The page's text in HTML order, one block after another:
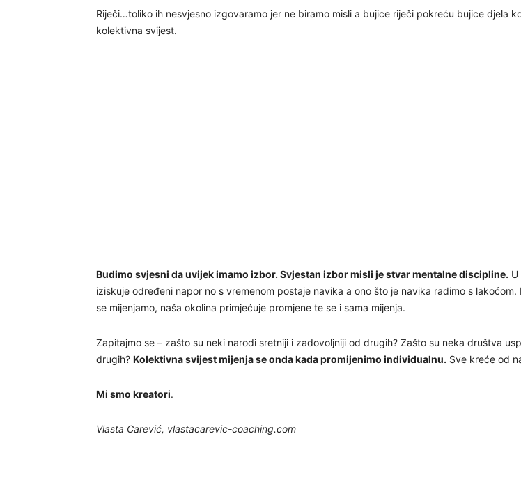
Riječi…toliko ih nesvjesno izgovaramo jer ne biramo misli a bujice riječi pokreću bujice djela
kolektivna svijest.
Budimo svjesni da uvijek imamo izbor. Svjestan izbor misli je stvar mentalne discipline.
iziskuje određeni napor no s vremenom postaje navika a ono što je navika radimo s lakoćom.
se mijenjamo, naša okolina primjećuje promjene te se i sama mijenja.
Zapitajmo se – zašto su neki narodi sretniji i zadovoljniji od drugih? Zašto su neka društva
drugih? Kolektivna svijest mijenja se onda kada promijenimo individualnu. Sve kreće od
Mi smo kreatori.
Vlasta Carević, vlastacarevic-coaching.com